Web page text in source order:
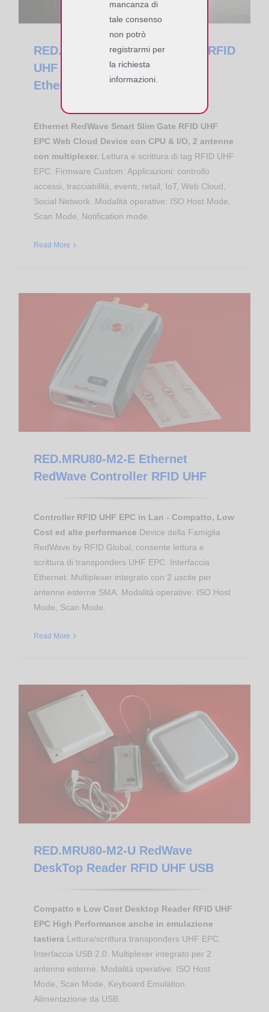
RED.SGU102-FLY-E Slim Gate RFID
UHF RedWave SmartFly Cloud
Ethernet
Ethernet RedWave Smart Slim Gate RFID UHF
EPC Web Cloud Device con CPU & I/O, 2 antenne
con multiplexer. Lettura e scrittura di tag RFID UHF
EPC. Firmware Custom. Applicazioni: controllo
accessi, tracciabilità, eventi, retail, IoT, Web Cloud,
Social Network. Modalità operative: ISO Host Mode,
Scan Mode, Notification mode.
Read More
RED.MRU80-M2-E Ethernet
RedWave Controller RFID UHF
Controller RFID UHF EPC in Lan - Compatto, Low
Cost ed alte performance Device della Famiglia
RedWave by RFID Global, consente lettura e
scrittura di transponders UHF EPC. Interfaccia
Ethernet. Multiplexer integrato con 2 uscite per
antenne esterne SMA. Modalità operative: ISO Host
Mode, Scan Mode.
Read More
RED.MRU80-M2-U RedWave
DeskTop Reader RFID UHF USB
Compatto e Low Cost Desktop Reader RFID UHF
EPC High Performance anche in emulazione
tastiera Lettura/scrittura transponders UHF EPC.
Interfaccia USB 2.0. Multiplexer integrato per 2
antenne esterne. Modalità operative: ISO Host
Mode, Scan Mode, Keyboard Emulation.
Alimentazione da USB.
mancanza di
tale consenso
non potrò
registrarmi per
la richiesta
informazioni.